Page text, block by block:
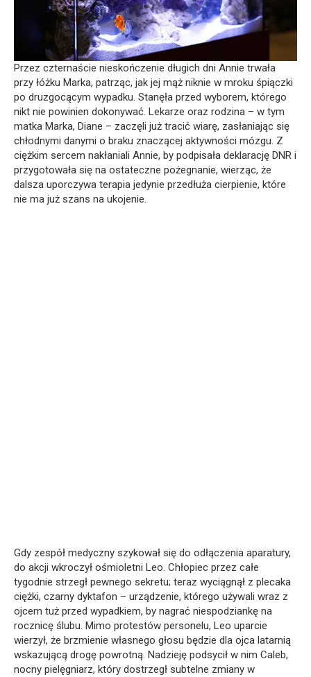
Przez czternaście nieskończenie długich dni Annie trwała
przy łóżku Marka, patrząc, jak jej mąż niknie w mroku śpiączki
po druzgocącym wypadku. Stanęła przed wyborem, którego
nikt nie powinien dokonywać. Lekarze oraz rodzina – w tym
matka Marka, Diane – zaczęli już tracić wiarę, zasłaniając się
chłodnymi danymi o braku znaczącej aktywności mózgu. Z
ciężkim sercem nakłaniali Annie, by podpisała deklarację DNR i
przygotowała się na ostateczne pożegnanie, wierząc, że
dalsza uporczywa terapia jedynie przedłuża cierpienie, które
nie ma już szans na ukojenie.
Gdy zespół medyczny szykował się do odłączenia aparatury,
do akcji wkroczył ośmioletni Leo. Chłopiec przez całe
tygodnie strzegł pewnego sekretu; teraz wyciągnął z plecaka
ciężki, czarny dyktafon – urządzenie, którego używali wraz z
ojcem tuż przed wypadkiem, by nagrać niespodziankę na
rocznicę ślubu. Mimo protestów personelu, Leo uparcie
wierzył, że brzmienie własnego głosu będzie dla ojca latarnią
wskazującą drogę powrotną. Nadzieję podsycił w nim Caleb,
nocny pielęgniarz, który dostrzegł subtelne zmiany w